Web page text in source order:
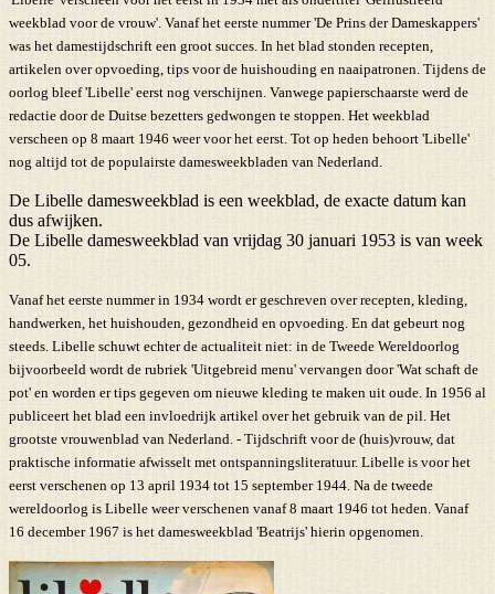
weekblad voor de vrouw'. Vanaf het eerste nummer 'De Prins der Dameskappers'
was het damestijdschrift een groot succes. In het blad stonden recepten,
artikelen over opvoeding, tips voor de huishouding en naaipatronen. Tijdens de
oorlog bleef 'Libelle' eerst nog verschijnen. Vanwege papierschaarste werd de
redactie door de Duitse bezetters gedwongen te stoppen. Het weekblad
verscheen op 8 maart 1946 weer voor het eerst. Tot op heden behoort 'Libelle'
nog altijd tot de populairste damesweekbladen van Nederland.
De Libelle damesweekblad is een weekblad, de exacte datum kan
dus afwijken.
De Libelle damesweekblad van vrijdag 30 januari 1953 is van week
05.
Vanaf het eerste nummer in 1934 wordt er geschreven over recepten, kleding,
handwerken, het huishouden, gezondheid en opvoeding. En dat gebeurt nog
steeds. Libelle schuwt echter de actualiteit niet: in de Tweede Wereldoorlog
bijvoorbeeld wordt de rubriek 'Uitgebreid menu' vervangen door 'Wat schaft de
pot' en worden er tips gegeven om nieuwe kleding te maken uit oude. In 1956 al
publiceert het blad een invloedrijk artikel over het gebruik van de pil. Het
grootste vrouwenblad van Nederland. - Tijdschrift voor de (huis)vrouw, dat
praktische informatie afwisselt met ontspanningsliteratuur. Libelle is voor het
eerst verschenen op 13 april 1934 tot 15 september 1944. Na de tweede
wereldoorlog is Libelle weer verschenen vanaf 8 maart 1946 tot heden. Vanaf
16 december 1967 is het damesweekblad 'Beatrijs' hierin opgenomen.